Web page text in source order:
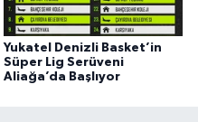
Yukatel Denizli Basket’in
Süper Lig Serüveni
Aliağa’da Başlıyor